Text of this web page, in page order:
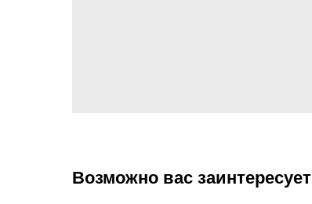
Возможно вас заинтересует